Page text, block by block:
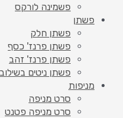
פשמינה לורקס
פשתן
פשתן חלק
פשתן פרנז' כסף
פשתן פרנז' זהב
פשתן ניטים
מניפות
סרט מניפה
סרט מניפה פטנט